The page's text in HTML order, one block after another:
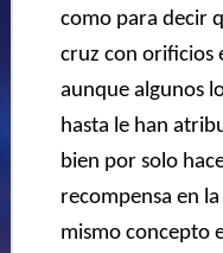
como para decir
cruz con orificios
aunque algunos
hasta le han
bien por solo
recompensa en
mismo concepto